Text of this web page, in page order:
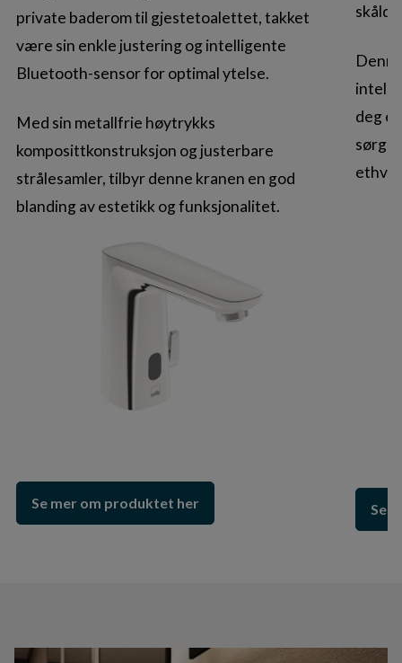
private baderom til gjestetoalettet, takket
være sin enkle justering og intelligente
Bluetooth-sensor for optimal ytelse.
Med sin metallfrie høytrykks
komposittkonstruksjon og justerbare
strålesamler, tilbyr denne kranen en god
blanding av estetikk og funksjonalitet.
Se mer om produktet her
deg
Se